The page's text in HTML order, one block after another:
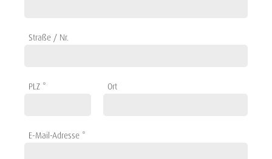
Straße / Nr.
PLZ * Ort
E-Mail-Adresse *